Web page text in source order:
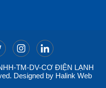
TM-DV-CƠ ĐIỆN LẠNH
Designed by Halink Web